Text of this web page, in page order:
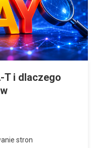
T i dlaczego
stron